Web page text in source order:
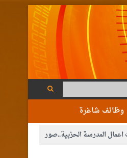
وظائف شاغرة
المدرسة الحزبية..صور